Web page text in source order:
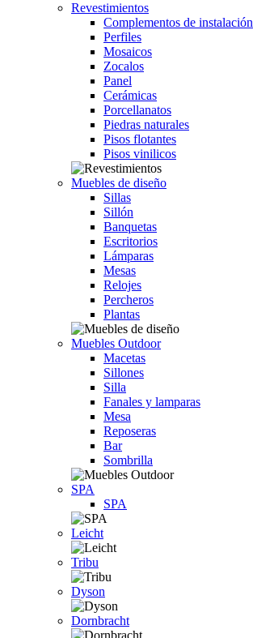
Revestimientos
Complementos de instalación
Perfiles
Mosaicos
Zocalos
Panel
Cerámicas
Porcellanatos
Piedras naturales
Pisos flotantes
Pisos vinilicos
Muebles de diseño
Sillas
Sillón
Banquetas
Escritorios
Lámparas
Mesas
Relojes
Percheros
Plantas
Muebles Outdoor
Macetas
Sillones
Silla
Fanales y lamparas
Mesa
Reposeras
Bar
Sombrilla
SPA
SPA
Leicht
Tribu
Dyson
Dornbracht